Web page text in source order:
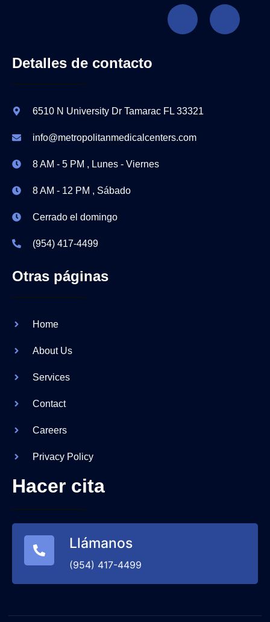
Detalles de contacto
6510 N University Dr Tamarac FL 33321
info@metropolitanmedicalcenters.com
8 AM - 5 PM , Lunes - Viernes
8 AM - 12 PM , Sábado
Cerrado el domingo
(954) 417-4499
Otras páginas
Home
About Us
Services
Contact
Careers
Privacy Policy
Hacer cita
Llámanos
(954) 417-4499